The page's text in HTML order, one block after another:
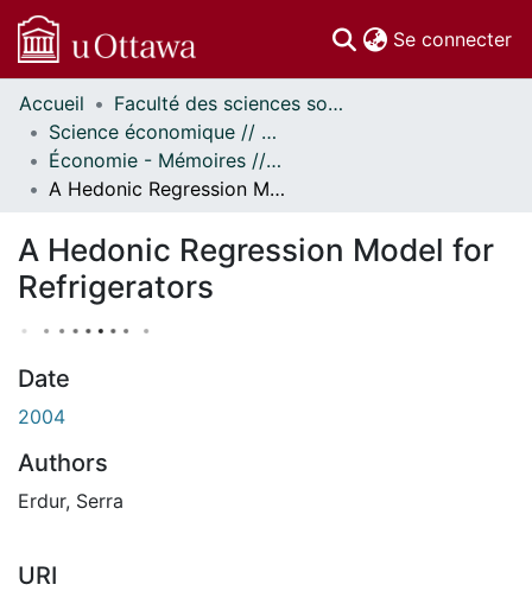
Se connecter
Communautés
et collections
Parcourir
Accueil
Faculté des sciences sociales // Faculty of Social Sciences
Science économique // Economics
Économie - Mémoires // Economics - Research Papers
A Hedonic Regression Model for Refrigerators
A Hedonic Regression Model for
Refrigerators
Date
2004
Authors
Erdur, Serra
URI